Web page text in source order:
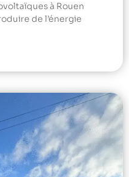
à Rouen
de l’énergie